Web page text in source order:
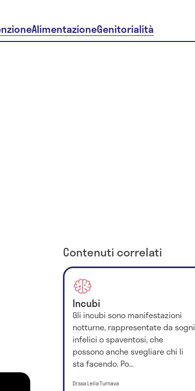
AlimentazioneGenitorialità
Contenuti correlati
Incubi
Gli incubi sono manifestazioni
notturne, rappresentate da sogni
infelici o spaventosi, che
possono anche svegliare chi li
sta facendo. Po...
Dr.ssa Leila Turnava